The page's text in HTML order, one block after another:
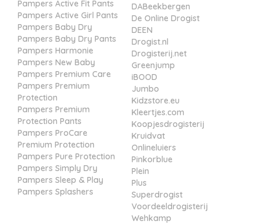
Pampers Active Fit Pants
Pampers Active Girl Pants
Pampers Baby Dry
Pampers Baby Dry Pants
Pampers Harmonie
Pampers New Baby
Pampers Premium Care
Pampers Premium
Protection
Pampers Premium
Protection Pants
Pampers ProCare
Premium Protection
Pampers Pure Protection
Pampers Simply Dry
Pampers Sleep & Play
Pampers Splashers
DABeekbergen
De Online Drogist
DEEN
Drogist.nl
Drogisterij.net
Greenjump
iBOOD
Jumbo
Kidzstore.eu
Kleertjes.com
Koopjesdrogisterij
Kruidvat
Onlineluiers
Pinkorblue
Plein
Plus
Superdrogist
Voordeeldrogisterij
Wehkamp